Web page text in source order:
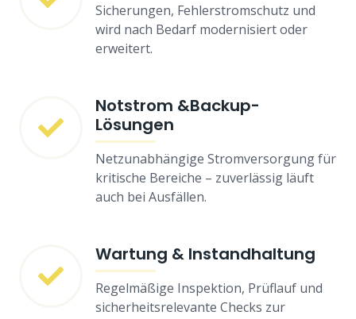
Sicherungen, Fehlerstromschutz und
wird nach Bedarf modernisiert oder
erweitert.
Notstrom &Backup-
Lösungen
Netzunabhängige Stromversorgung für
kritische Bereiche – zuverlässig läuft
auch bei Ausfällen.
Wartung & Instandhaltung
Regelmäßige Inspektion, Prüflauf und
sicherheitsrelevante Checks zur